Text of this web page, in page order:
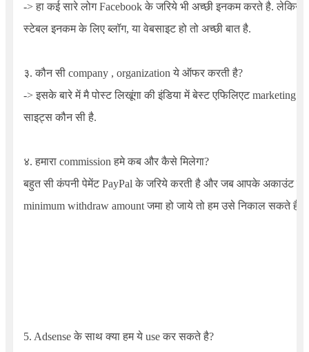
-> हा कई सारे लोग Facebook के जरिये भी अच्छी इनकम करते है. लेकिन
स्टेबल इनकम के लिए ब्लॉग, या वेबसाइट हो तो अच्छी बात है.
३. कौन सी company , organization ये ऑफर करती है?
-> इसके बारे में मै पोस्ट लिखूंगा की इंडिया में बेस्ट एफिलिएट marketing
साइट्स कौन सी है.
४. हमारा commission हमे कब और कैसे मिलेगा?
बहुत सी कंपनी पेमेंट PayPal के जरिये करती है और जब आपके अकाउंट में
minimum withdraw amount जमा हो जाये तो हम उसे निकाल सकते है.
5. Adsense के साथ क्या हम ये use कर सकते है?